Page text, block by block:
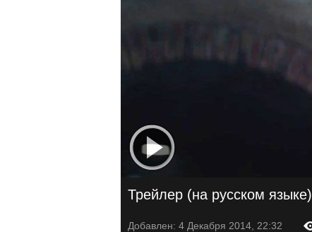
Трейлер (на русском языке)
Добавлен: 4 Декабря 2014, 22:32